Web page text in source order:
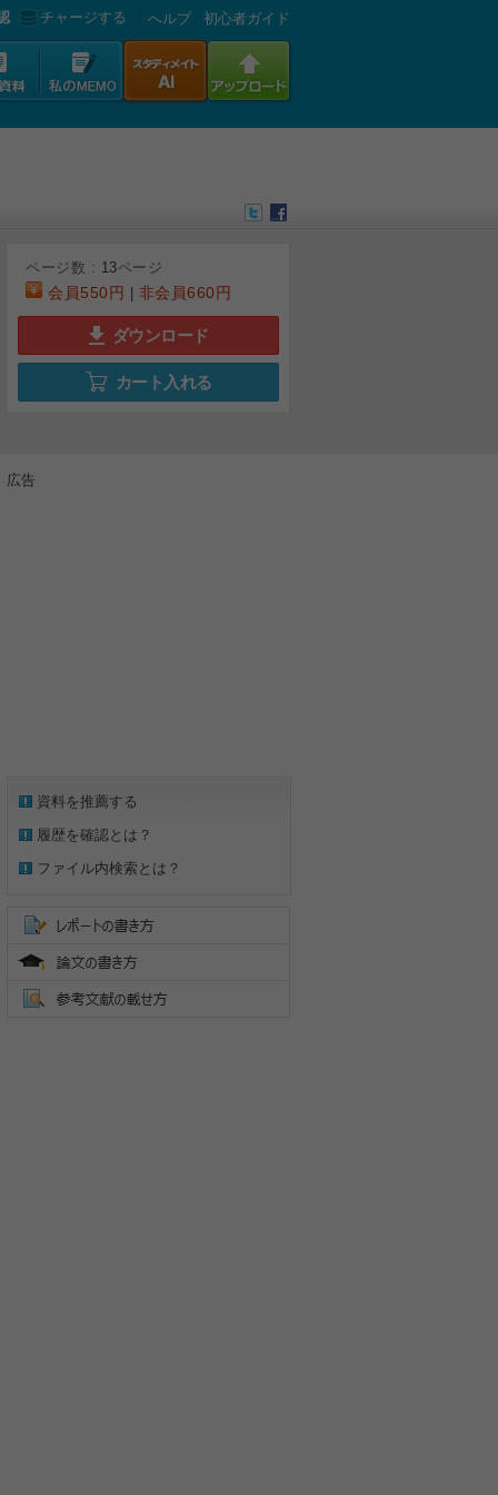
チャージする へルプ 初心者ガイド
ページ数 : 13ページ
会員550円 非会員660円
ダウンロード
カート入れる
広告
資料を推薦する
履歴を確認とは？
ファイル内検索とは？